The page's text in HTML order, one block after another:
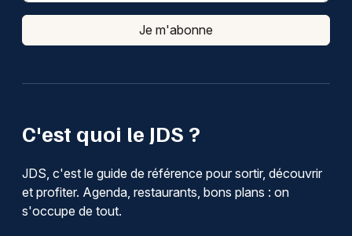
C'est quoi le JDS ?
JDS, c'est le guide de référence pour sortir, découvrir
et profiter. Agenda, restaurants, bons plans : on
s'occupe de tout.
Je m'abonne